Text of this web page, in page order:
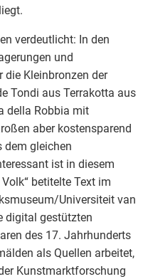
verdeutlicht: In den
und
die Kleinbronzen der
Tondi aus Terrakotta aus
della Robbia mit
aber kostensparend
dem gleichen
ist in diesem
betitelte Text im
Universiteit van
digital gestützten
des 17. Jahrhunderts
als Quellen arbeitet,
Kunstmarktforschung